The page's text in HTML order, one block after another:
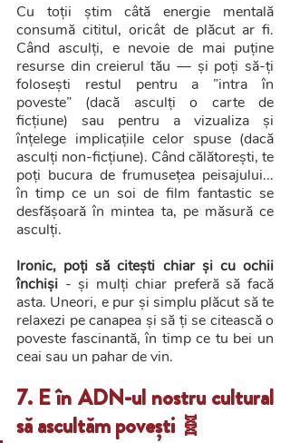
Cu toții știm câtă energie mentală
consumă cititul, oricât de plăcut ar fi.
Când asculți, e nevoie de mai puține
resurse din creierul tău — și poți să-ți
folosești restul pentru a ”intra în
poveste” (dacă asculți o carte de
ficțiune) sau pentru a vizualiza și
înțelege implicațiile celor spuse (dacă
asculți non-ficțiune). Când călătorești, te
poți bucura de frumusețea peisajului...
în timp ce un soi de film fantastic se
desfășoară în mintea ta, pe măsură ce
asculți.
Ironic, poți să citești chiar și cu ochii
închiși - și mulți chiar preferă să facă
asta. Uneori, e pur și simplu plăcut să te
relaxezi pe canapea și să ți se citească o
poveste fascinantă, în timp ce tu bei un
ceai sau un pahar de vin.
7. E în ADN-ul nostru cultural
să ascultăm povești 🧬